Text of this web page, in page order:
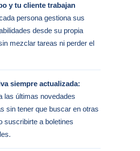
y tu cliente trabajan
persona gestiona sus
desde su propia
mezclar tareas ni perder el
siempre actualizada:
las últimas novedades
sin tener que buscar en otras
suscribirte a boletines